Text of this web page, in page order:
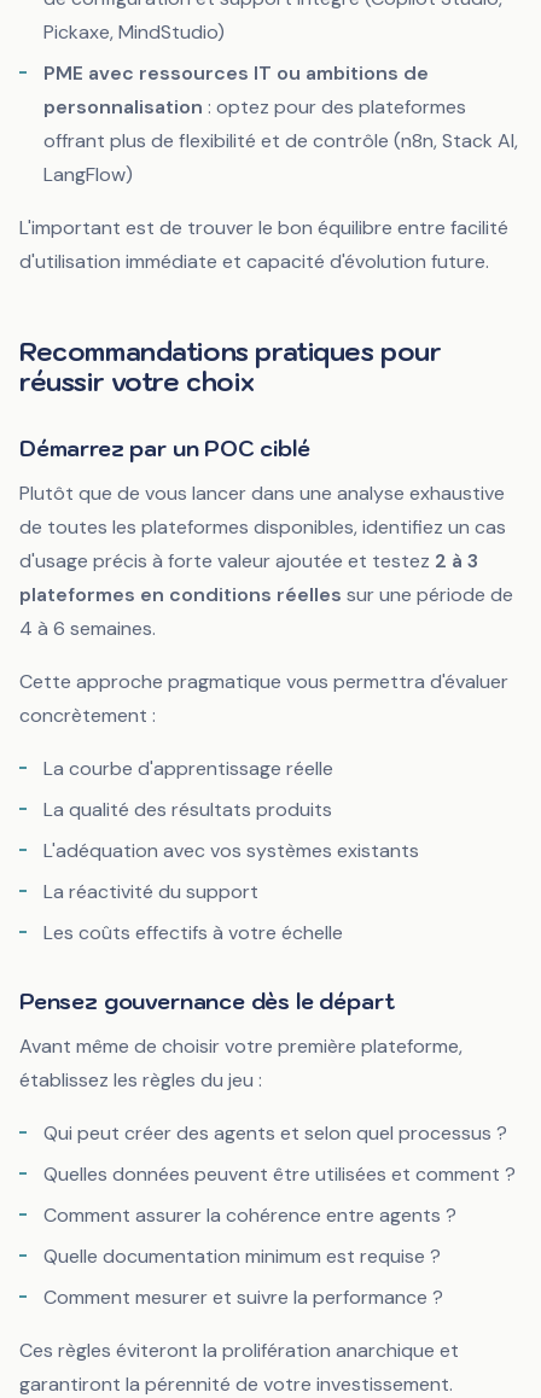
Pickaxe, MindStudio)
PME avec ressources IT ou ambitions de
personnalisation : optez pour des plateformes
offrant plus de flexibilité et de contrôle (n8n, Stack AI,
LangFlow)
L'important est de trouver le bon équilibre entre facilité
d'utilisation immédiate et capacité d'évolution future.
Recommandations pratiques pour
réussir votre choix
Démarrez par un POC ciblé
Plutôt que de vous lancer dans une analyse exhaustive
de toutes les plateformes disponibles, identifiez un cas
d'usage précis à forte valeur ajoutée et testez 2 à 3
plateformes en conditions réelles sur une période de
4 à 6 semaines.
Cette approche pragmatique vous permettra d'évaluer
concrètement :
La courbe d'apprentissage réelle
La qualité des résultats produits
L'adéquation avec vos systèmes existants
La réactivité du support
Les coûts effectifs à votre échelle
Pensez gouvernance dès le départ
Avant même de choisir votre première plateforme,
établissez les règles du jeu :
Qui peut créer des agents et selon quel processus ?
Quelles données peuvent être utilisées et comment ?
Comment assurer la cohérence entre agents ?
Quelle documentation minimum est requise ?
Comment mesurer et suivre la performance ?
Ces règles éviteront la prolifération anarchique et
garantiront la pérennité de votre investissement.